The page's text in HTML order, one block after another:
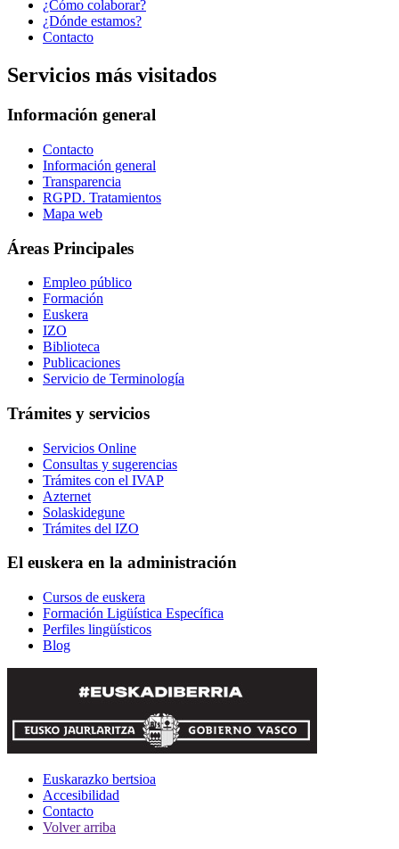
¿Cómo colaborar?
¿Dónde estamos?
Contacto
Servicios más visitados
Información general
Contacto
Información general
Transparencia
RGPD. Tratamientos
Mapa web
Áreas Principales
Empleo público
Formación
Euskera
IZO
Biblioteca
Publicaciones
Servicio de Terminología
Trámites y servicios
Servicios Online
Consultas y sugerencias
Trámites con el IVAP
Azternet
Solaskidegune
Trámites del IZO
El euskera en la administración
Cursos de euskera
Formación Ligüística Específica
Perfiles lingüísticos
Blog
Euskarazko bertsioa
Accesibilidad
Contacto
Volver arriba